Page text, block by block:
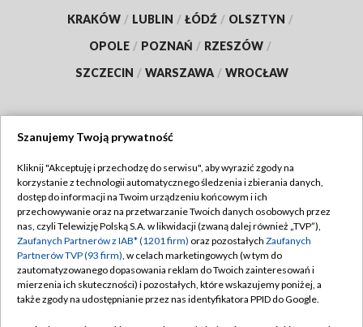
KRAKÓW / LUBLIN / ŁÓDŹ / OLSZTYN /
OPOLE / POZNAŃ / RZESZÓW /
SZCZECIN / WARSZAWA / WROCŁAW
TVP
Abonament TVP
Emisja w TVP
Centrum informacji TVP
Naziemna Telewizja Cyfrowa
Regulamin TVP
Polityka prywatności
Moje zgody
Pomoc
Szanujemy Twoją prywatność
Kliknij "Akceptuję i przechodzę do serwisu", aby wyrazić zgody na
korzystanie z technologii automatycznego śledzenia i zbierania danych,
dostęp do informacji na Twoim urządzeniu końcowym i ich
przechowywanie oraz na przetwarzanie Twoich danych osobowych przez
nas, czyli Telewizję Polską S.A. w likwidacji (zwaną dalej również „TVP”),
Zaufanych Partnerów z IAB* (1201 firm) oraz pozostałych Zaufanych
Partnerów TVP (93 firm), w celach marketingowych (w tym do
zautomatyzowanego dopasowania reklam do Twoich zainteresowań i
mierzenia ich skuteczności) i pozostałych, które wskazujemy poniżej, a
także zgody na udostępnianie przez nas identyfikatora PPID do Google.